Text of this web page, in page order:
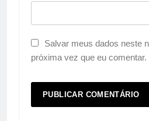
Salvar meus dados neste
próxima vez que eu comentar.